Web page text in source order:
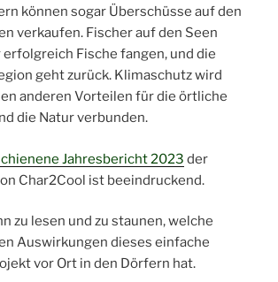
können sogar Überschüsse auf den
verkaufen. Fischer auf den Seen
Fische fangen, und die
geht zurück. Klimaschutz wird
anderen Vorteilen für die örtliche
die Natur verbunden.
Jahresbericht 2023 der
Char2Cool ist beeindruckend.
zu lesen und zu staunen, welche
Auswirkungen dieses einfache
vor Ort in den Dörfern hat.